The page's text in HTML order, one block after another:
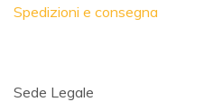
Spedizioni e consegna
Sede Legale